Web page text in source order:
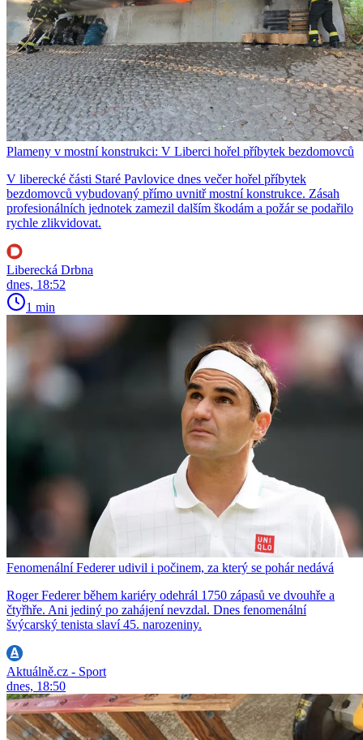
Plameny v mostní konstrukci: V Liberci hořel příbytek bezdomovců
V liberecké části Staré Pavlovice dnes večer hořel příbytek
bezdomovců vybudovaný přímo uvnitř mostní konstrukce. Zásah
profesionálních jednotek zamezil dalším škodám a požár se podařilo
rychle zlikvidovat.
Liberecká Drbna
dnes, 18:52
1 min
Fenomenální Federer udivil i počinem, za který se pohár nedává
Roger Federer během kariéry odehrál 1750 zápasů ve dvouhře a
čtyřhře. Ani jediný po zahájení nevzdal. Dnes fenomenální
švýcarský tenista slaví 45. narozeniny.
Aktuálně.cz - Sport
dnes, 18:50